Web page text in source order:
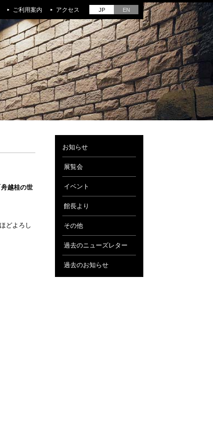
ご利用案内 アクセス JP EN
越桂の世
どよろし
お知らせ
展覧会
イベント
館長より
その他
過去のニューズレター
過去のお知らせ